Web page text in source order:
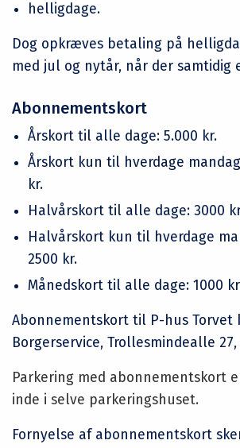
helligdage.
Dog opkræves betaling på
med jul og nytår, når der samtidig
Abonnementskort
Årskort til alle dage: 5.000 kr.
Årskort kun til hverdage
kr.
Halvårskort til alle dage: 3000
Halvårskort kun til hverdage
2500 kr.
Månedskort til alle dage: 1000
Abonnementskort til P-hus Torvet
Borgerservice, Trollesmindealle
Parkering med abonnementskort
inde i selve parkeringshuset.
Fornyelse af abonnementskort